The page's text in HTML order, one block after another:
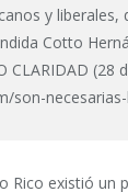
y
Cotto
CLARIDAD (28
son-
existió un